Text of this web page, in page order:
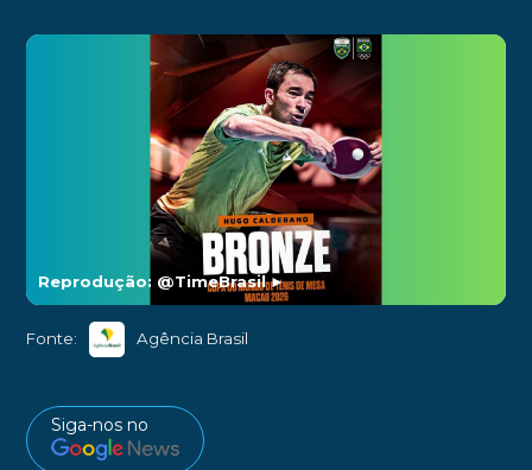
Reprodução: @TimeBrasil►
Fonte: Agência Brasil
Siga-nos no